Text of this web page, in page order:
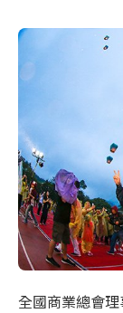
全國商業總會